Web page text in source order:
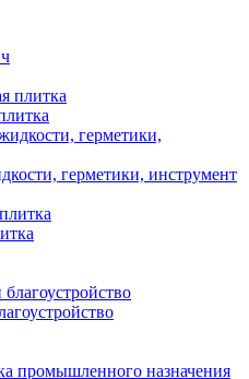
герметики, инструмент